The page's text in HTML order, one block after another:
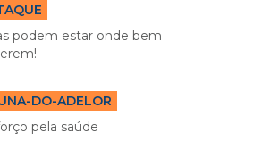
podem estar onde bem
DO-ADELOR
pela saúde